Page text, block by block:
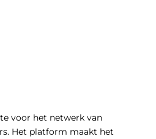
voor het netwerk van
Het platform maakt het